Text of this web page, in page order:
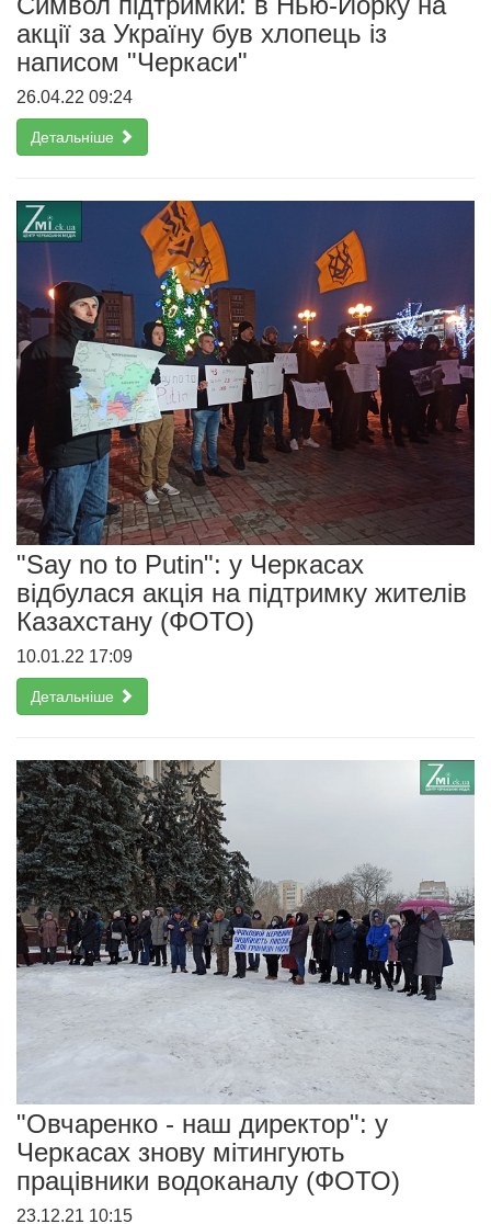
акції за Україну був хлопець із
написом "Черкаси"
26.04.22 09:24
Детальніше
"Say no to Putin": у Черкасах
відбулася акція на підтримку жителів
Казахстану (ФОТО)
10.01.22 17:09
Детальніше
"Овчаренко - наш директор": у
Черкасах знову мітингують
працівники водоканалу (ФОТО)
23.12.21 10:15